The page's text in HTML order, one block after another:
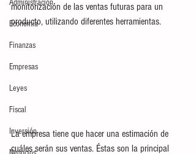
Administración
Economía
Finanzas
Empresas
Leyes
Fiscal
Inversión
monitorización de las ventas futuras para un
producto, utilizando diferentes herramientas.
La empresa tiene que hacer una estimación de
cuáles serán sus ventas. Éstas son la principal